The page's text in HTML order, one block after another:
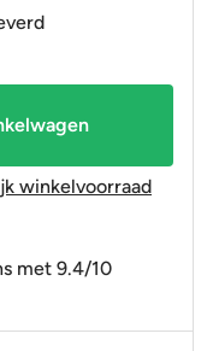
winkelvoorraad
met 9.4/10